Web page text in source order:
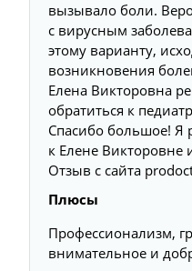
вызывало боли.
с вирусным
этому варианту,
возникновения
Елена Викторовна
обратиться к
Спасибо большое! Я
к Елене Викторовне
Отзыв с сайта
Плюсы
Профессионализм,
внимательное и